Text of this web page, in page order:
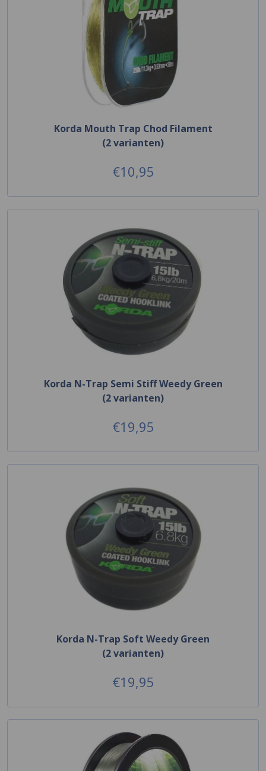
Korda Mouth Trap Chod Filament
(2 varianten)
€10,95
Korda N-Trap Semi Stiff Weedy Green
(2 varianten)
€19,95
Korda N-Trap Soft Weedy Green
(2 varianten)
€19,95